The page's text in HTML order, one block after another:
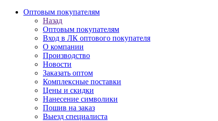
Оптовым покупателям
Назад
Оптовым покупателям
Вход в ЛК оптового покупателя
О компании
Производство
Новости
Заказать оптом
Комплексные поставки
Цены и скидки
Нанесение символики
Пошив на заказ
Выезд специалиста